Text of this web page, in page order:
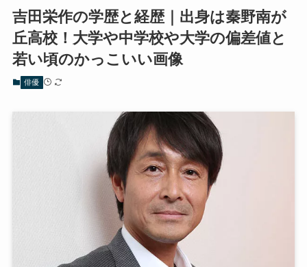
吉田栄作の学歴と経歴｜出身は秦野南が
丘高校！大学や中学校や大学の偏差値と
若い頃のかっこいい画像
俳優